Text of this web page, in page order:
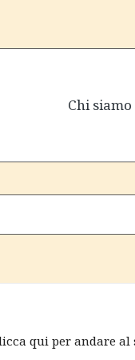
Chi siamo
qui per andare al